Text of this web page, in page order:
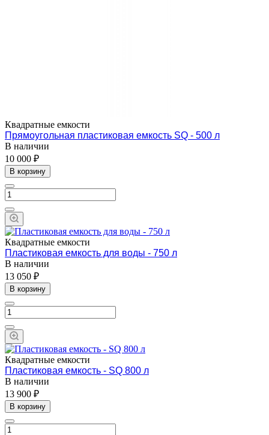
Квадратные емкости
Прямоугольная пластиковая емкость SQ - 500 л
В наличии
10 000 ₽
В корзину
Квадратные емкости
Пластиковая емкость для воды - 750 л
В наличии
13 050 ₽
В корзину
Квадратные емкости
Пластиковая емкость - SQ 800 л
В наличии
13 900 ₽
В корзину